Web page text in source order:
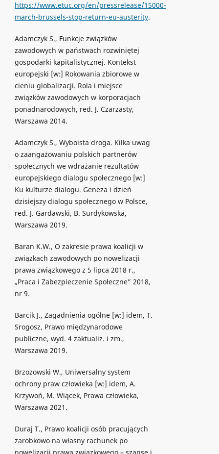
https://www.etuc.org/en/pressrelease/15000-
march-brussels-stop-return-eu-austerity.
Adamczyk S., Funkcje związków
zawodowych w państwach rozwiniętej
gospodarki kapitalistycznej. Kontekst
europejski [w:] Rokowania zbiorowe w
cieniu globalizacji. Rola i miejsce
związków zawodowych w korporacjach
ponadnarodowych, red. J. Czarzasty,
Warszawa 2014.
Adamczyk S., Wyboista droga. Kilka uwag
o zaangażowaniu polskich partnerów
społecznych we wdrażanie rezultatów
europejskiego dialogu społecznego [w:]
Ku kulturze dialogu. Geneza i dzień
dzisiejszy dialogu społecznego w Polsce,
red. J. Gardawski, B. Surdykowska,
Warszawa 2019.
Baran K.W., O zakresie prawa koalicji w
związkach zawodowych po nowelizacji
prawa związkowego z 5 lipca 2018 r.,
„Praca i Zabezpieczenie Społeczne” 2018,
nr 9.
Barcik J., Zagadnienia ogólne [w:] idem, T.
Srogosz, Prawo międzynarodowe
publiczne, wyd. 4 zaktualiz. i zm.,
Warszawa 2019.
Brzozowski W., Uniwersalny system
ochrony praw człowieka [w:] idem, A.
Krzywoń, M. Wiącek, Prawa człowieka,
Warszawa 2021.
Duraj T., Prawo koalicji osób pracujących
zarobkowo na własny rachunek po